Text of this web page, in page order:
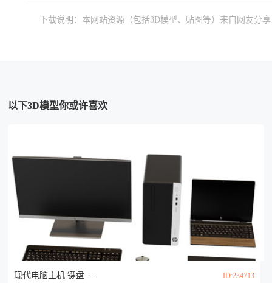
下载说明：本网站资源（包括3D模型、贴图等）来自网友分
以下3D模型你或许喜欢
现代电脑主机 键盘 鼠标3d模型 ID:234713